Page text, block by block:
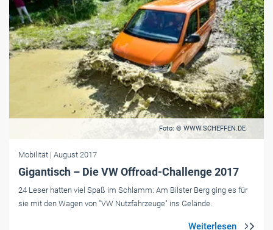
Foto: © WWW.SCHEFFEN.DE
Mobilität | August 2017
Gigantisch – Die VW Offroad-Challenge 2017
24 Leser hatten viel Spaß im Schlamm: Am Bilster Berg ging es für
sie mit den Wagen von "VW Nutzfahrzeuge" ins Gelände.